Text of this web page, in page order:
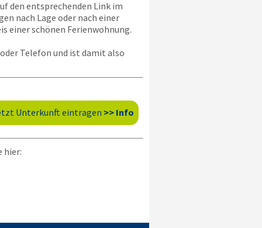
den entsprechenden Link im
nach Lage oder nach einer
einer schönen Ferienwohnung.
Telefon und ist damit also
Unterkunft eintragen >> Info
hier: